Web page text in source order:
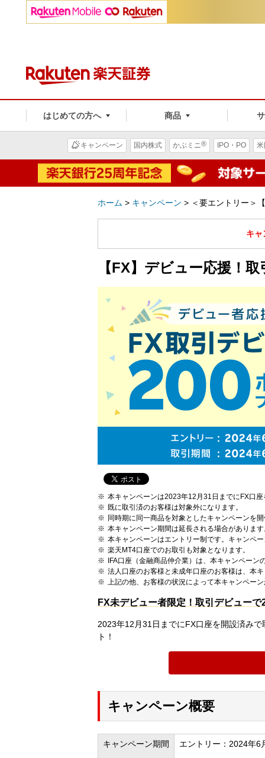
はじめての方へ 商品
キャンペーン 国内株式 かぶミニ® IPO・PO
ホーム > キャンペーン > ＜要エントリー＞
キャ
【FX】デビュー応援！
本キャンペーンは2023年12月31日までにFX口
既に取引済のお客様は対象外になります。
同時期に同一商品を対象としたキャンペーンを
本キャンペーン期間は延長される場合があります
本キャンペーンはエントリー制です。キャンペ
楽天MT4口座でのお取引も対象となります。
IFA口座（金融商品仲介業）は、本キャンペーン
法人口座のお客様と未成年口座のお客様は、本
上記の他、お客様の状況によって本キャンペー
FX未デビュー者限定！取引デビュー
2023年12月31日までにFX口座を開設済み
ト！
キャンペーン概要
キャンペーン期間 エントリー：2024年6